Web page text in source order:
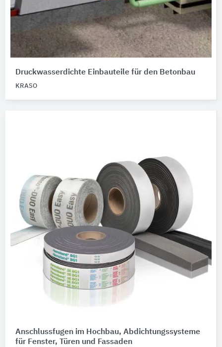
Druckwasserdichte Einbauteile für den Betonbau
KRASO
Anschlussfugen im Hochbau, Abdichtungssysteme
für Fenster, Türen und Fassaden